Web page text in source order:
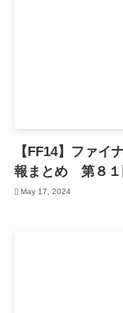
【FF14】ファイ
報まとめ 第８１
May 17, 2024